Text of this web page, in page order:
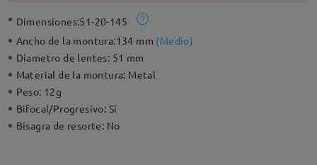
Dimensiones:51-20-145
Ancho de la montura:134 mm (Medio)
Diametro de lentes: 51 mm
Material de la montura: Metal
Peso: 12g
Bifocal/Progresivo: Sí
Bisagra de resorte: No